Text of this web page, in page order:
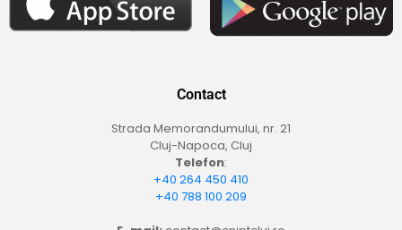
Contact
Strada Memorandumului, nr. 21
Cluj-Napoca, Cluj
Telefon:
+40 264 450 410
+40 788 100 209